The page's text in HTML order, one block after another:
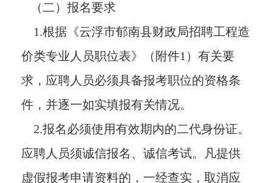
（二）报名要求
1.根据《云浮市郁南县财政局招聘工程造
价类专业人员职位表》（附件1）有关要
求，应聘人员必须具备报考职位的资格条
件，并逐一如实填报有关情况。
2.报名必须使用有效期内的二代身份证。
应聘人员须诚信报名、诚信考试。凡提供
虚假报考申请资料的，一经查实，取消应